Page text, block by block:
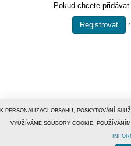
Pokud chcete
Registrovat
Tiscali Media, a.s.
K PERSONALIZACI OBSAHU, POSKYTOVÁNÍ
VYUŽÍVÁME SOUBORY COOKIE.